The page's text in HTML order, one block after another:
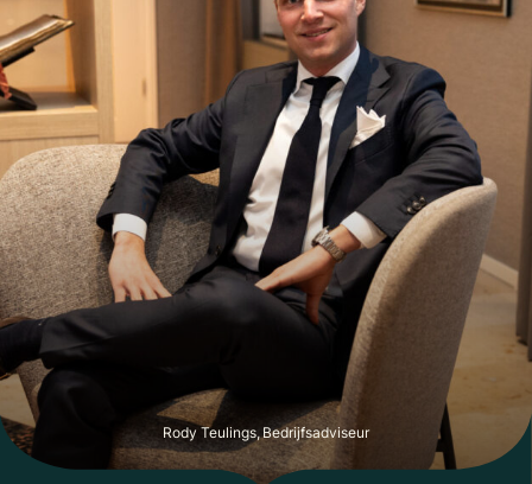
Rody Teulings, Bedrijfsadviseur